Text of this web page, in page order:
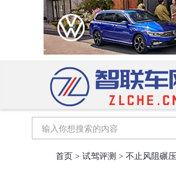
首页 > 试驾评测 > 不止风阻碾